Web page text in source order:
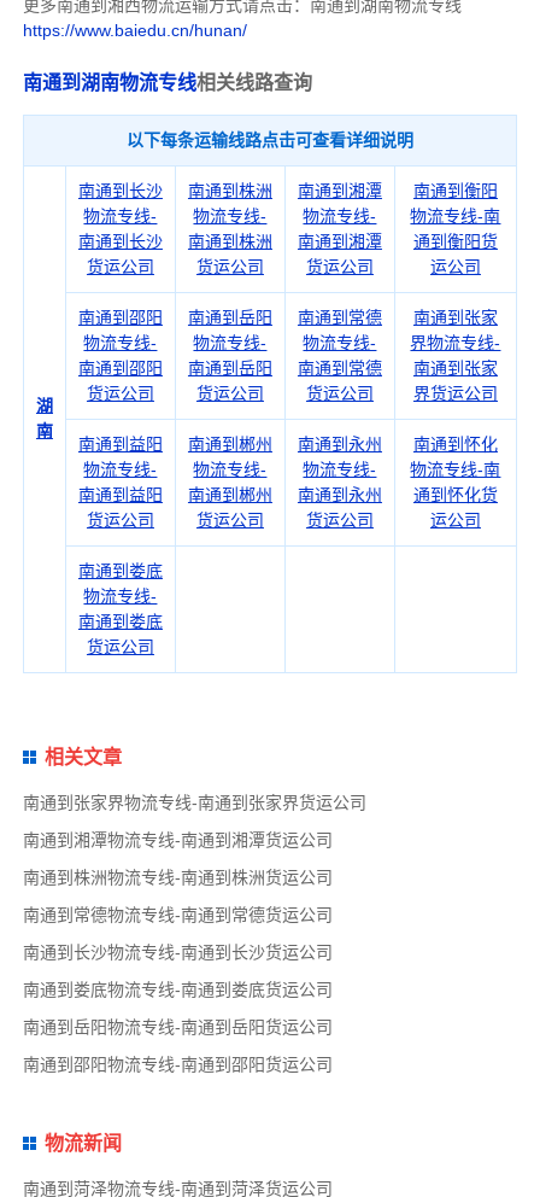
更多南通到湘西物流运输方式请点击：南通到湖南物流专线
https://www.baiedu.cn/hunan/
南通到湖南物流专线相关线路查询
以下每条运输线路点击可查看详细说明
湖
南
南通到长沙
物流专线-
南通到长沙
货运公司
南通到株洲
物流专线-
南通到株洲
货运公司
南通到湘潭
物流专线-
南通到湘潭
货运公司
南通到衡阳
物流专线-南
通到衡阳货
运公司
南通到邵阳
物流专线-
南通到邵阳
货运公司
南通到岳阳
物流专线-
南通到岳阳
货运公司
南通到常德
物流专线-
南通到常德
货运公司
南通到张家
界物流专线-
南通到张家
界货运公司
南通到益阳
物流专线-
南通到益阳
货运公司
南通到郴州
物流专线-
南通到郴州
货运公司
南通到永州
物流专线-
南通到永州
货运公司
南通到怀化
物流专线-南
通到怀化货
运公司
南通到娄底
物流专线-
南通到娄底
货运公司
相关文章
南通到张家界物流专线-南通到张家界货运公司
南通到湘潭物流专线-南通到湘潭货运公司
南通到株洲物流专线-南通到株洲货运公司
南通到常德物流专线-南通到常德货运公司
南通到长沙物流专线-南通到长沙货运公司
南通到娄底物流专线-南通到娄底货运公司
南通到岳阳物流专线-南通到岳阳货运公司
南通到邵阳物流专线-南通到邵阳货运公司
物流新闻
南通到菏泽物流专线-南通到菏泽货运公司